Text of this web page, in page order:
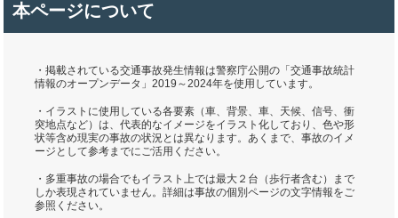
本ページについて
・掲載されている交通事故発生情報は警察庁公開の「交通事故統計
情報のオープンデータ」2019～2024年を使用しています。
・イラストに使用している各要素（車、背景、車、天候、信号、衝
突地点など）は、代表的なイメージをイラスト化しており、色や形
状等含め現実の事故の状況とは異なります。あくまで、事故のイメ
ージとして参考までにご活用ください。
・多重事故の場合でもイラスト上では最大２台（歩行者含む）まで
しか表現されていません。詳細は事故の個別ページの文字情報をご
参照ください。